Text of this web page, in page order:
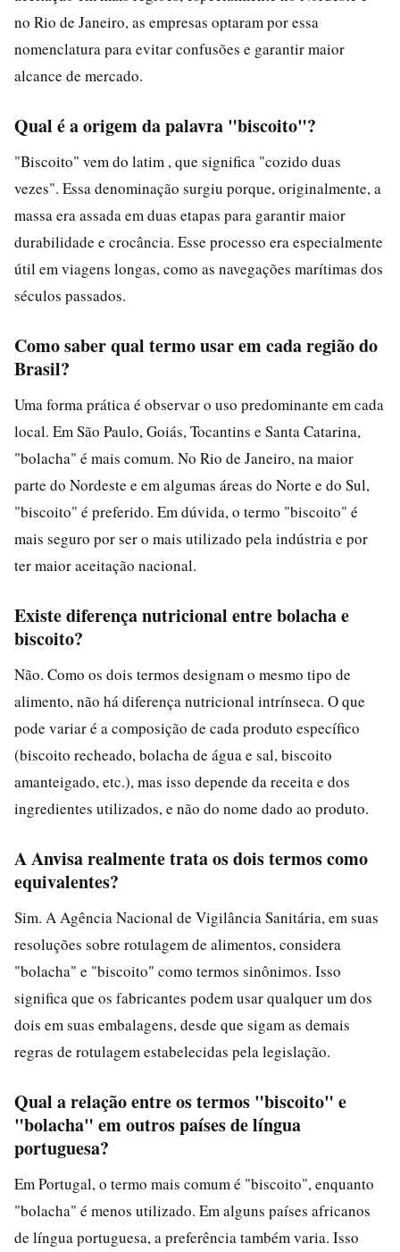
no Rio de Janeiro, as empresas optaram por essa
nomenclatura para evitar confusões e garantir maior
alcance de mercado.
Qual é a origem da palavra "biscoito"?
"Biscoito" vem do latim , que significa "cozido duas
vezes". Essa denominação surgiu porque, originalmente, a
massa era assada em duas etapas para garantir maior
durabilidade e crocância. Esse processo era especialmente
útil em viagens longas, como as navegações marítimas dos
séculos passados.
Como saber qual termo usar em cada região do
Brasil?
Uma forma prática é observar o uso predominante em cada
local. Em São Paulo, Goiás, Tocantins e Santa Catarina,
"bolacha" é mais comum. No Rio de Janeiro, na maior
parte do Nordeste e em algumas áreas do Norte e do Sul,
"biscoito" é preferido. Em dúvida, o termo "biscoito" é
mais seguro por ser o mais utilizado pela indústria e por
ter maior aceitação nacional.
Existe diferença nutricional entre bolacha e
biscoito?
Não. Como os dois termos designam o mesmo tipo de
alimento, não há diferença nutricional intrínseca. O que
pode variar é a composição de cada produto específico
(biscoito recheado, bolacha de água e sal, biscoito
amanteigado, etc.), mas isso depende da receita e dos
ingredientes utilizados, e não do nome dado ao produto.
A Anvisa realmente trata os dois termos como
equivalentes?
Sim. A Agência Nacional de Vigilância Sanitária, em suas
resoluções sobre rotulagem de alimentos, considera
"bolacha" e "biscoito" como termos sinônimos. Isso
significa que os fabricantes podem usar qualquer um dos
dois em suas embalagens, desde que sigam as demais
regras de rotulagem estabelecidas pela legislação.
Qual a relação entre os termos "biscoito" e
"bolacha" em outros países de língua
portuguesa?
Em Portugal, o termo mais comum é "biscoito", enquanto
"bolacha" é menos utilizado. Em alguns países africanos
de língua portuguesa, a preferência também varia. Isso